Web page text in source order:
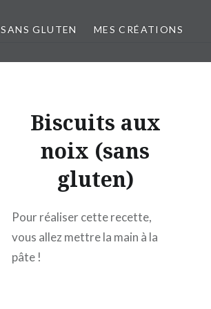
SANS GLUTEN MES CRÉATIONS
Biscuits aux
noix (sans
gluten)
Pour réaliser cette recette,
vous allez mettre la main à la
pâte !